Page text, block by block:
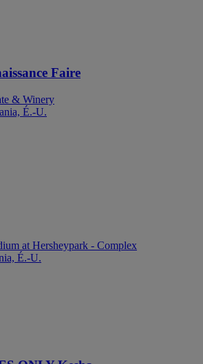
Faire
& Winery
É.-U.
at Hersheypark - Complex
É.-U.